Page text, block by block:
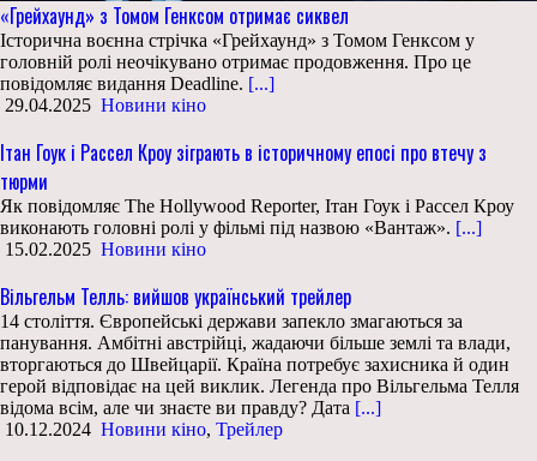
«Грейхаунд» з Томом Генксом отримає сиквел
Історична воєнна стрічка «Грейхаунд» з Томом Генксом у
головній ролі неочікувано отримає продовження. Про це
повідомляє видання Deadline. [...]
29.04.2025 Новини кіно
Ітан Гоук і Рассел Кроу зіграють в історичному епосі про втечу з
тюрми
Як повідомляє The Hollywood Reporter, Ітан Гоук і Рассел Кроу
виконають головні ролі у фільмі під назвою «Вантаж». [...]
15.02.2025 Новини кіно
Вільгельм Телль: вийшов український трейлер
14 століття. Європейські держави запекло змагаються за
панування. Амбітні австрійці, жадаючи більше землі та влади,
вторгаються до Швейцарії. Країна потребує захисника й один
герой відповідає на цей виклик. Легенда про Вільгельма Телля
відома всім, але чи знаєте ви правду? Дата [...]
10.12.2024 Новини кіно, Трейлер